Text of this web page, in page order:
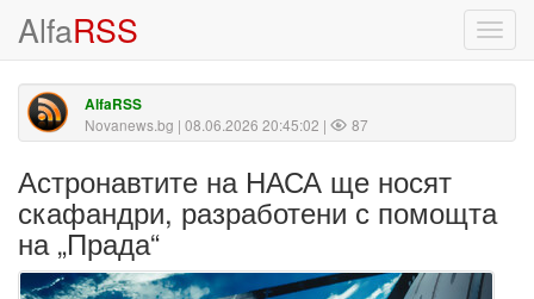
AlfaRSS
AlfaRSS
Novanews.bg | 08.06.2026 20:45:02 | 87
Астронавтите на НАСА ще носят
скафандри, разработени с помощта
на „Прада“